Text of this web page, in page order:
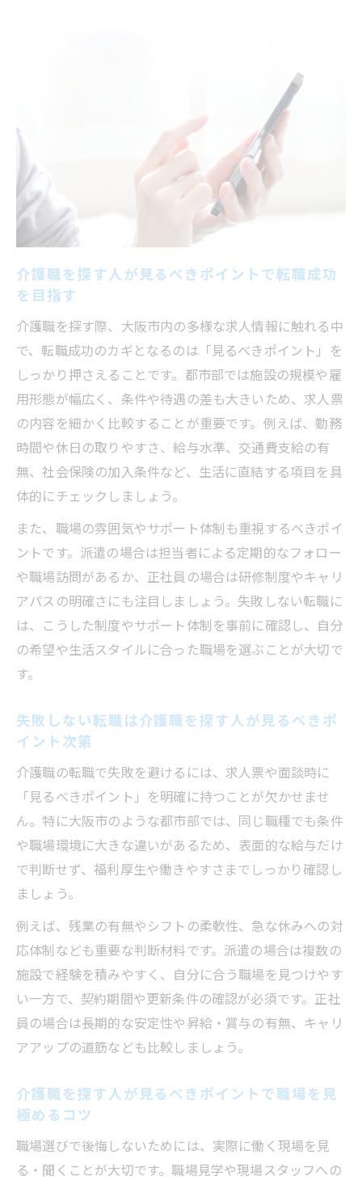
介護職を探す人が見るべきポイントで転職成功
を目指す
介護職を探す際、大阪市内の多様な求人情報に触れる中
で、転職成功のカギとなるのは「見るべきポイント」を
しっかり押さえることです。都市部では施設の規模や雇
用形態が幅広く、条件や待遇の差も大きいため、求人票
の内容を細かく比較することが重要です。例えば、勤務
時間や休日の取りやすさ、給与水準、交通費支給の有
無、社会保険の加入条件など、生活に直結する項目を具
体的にチェックしましょう。
また、職場の雰囲気やサポート体制も重視するべきポイ
ントです。派遣の場合は担当者による定期的なフォロー
や職場訪問があるか、正社員の場合は研修制度やキャリ
アパスの明確さにも注目しましょう。失敗しない転職に
は、こうした制度やサポート体制を事前に確認し、自分
の希望や生活スタイルに合った職場を選ぶことが大切で
す。
失敗しない転職は介護職を探す人が見るべきポ
イント次第
介護職の転職で失敗を避けるには、求人票や面談時に
「見るべきポイント」を明確に持つことが欠かせませ
ん。特に大阪市のような都市部では、同じ職種でも条件
や職場環境に大きな違いがあるため、表面的な給与だけ
で判断せず、福利厚生や働きやすさまでしっかり確認し
ましょう。
例えば、残業の有無やシフトの柔軟性、急な休みへの対
応体制なども重要な判断材料です。派遣の場合は複数の
施設で経験を積みやすく、自分に合う職場を見つけやす
い一方で、契約期間や更新条件の確認が必須です。正社
員の場合は長期的な安定性や昇給・賞与の有無、キャリ
アアップの道筋なども比較しましょう。
介護職を探す人が見るべきポイントで職場を見
極めるコツ
職場選びで後悔しないためには、実際に働く現場を見
る・聞くことが大切です。職場見学や現場スタッフへの